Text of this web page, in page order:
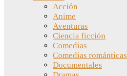
Acción
Anime
Aventuras
Ciencia ficción
Comedias
Comedias románticas
Documentales